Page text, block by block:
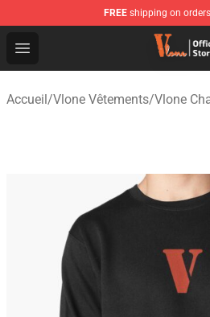
FREE shipping on
Open menu
Vlone Shop - Official Vlone
Accueil/Vlone Vêtements/Vlone